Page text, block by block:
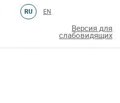
RU EN
Версия для
слабовидящих